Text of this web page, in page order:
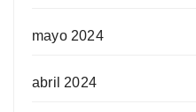
mayo 2024
abril 2024